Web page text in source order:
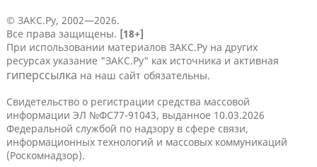
© ЗАКС.Ру, 2002—2026.
Все права защищены. [18+]
При использовании материалов ЗАКС.Ру на других
ресурсах указание "ЗАКС.Ру" как источника и активная
гиперссылка на наш сайт обязательны.
Свидетельство о регистрации средства массовой
информации ЭЛ №ФС77-91043, выданное 10.03.2026
Федеральной службой по надзору в сфере связи,
информационных технологий и массовых коммуникаций
(Роскомнадзор).